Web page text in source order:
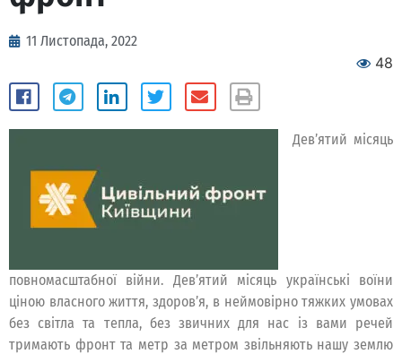
11 Листопада, 2022
48
Дев’ятий місяць
повномасштабної війни. Дев’ятий місяць українські воїни
ціною власного життя, здоров’я, в неймовірно тяжких умовах
без світла та тепла, без звичних для нас із вами речей
тримають фронт та метр за метром звільняють нашу землю